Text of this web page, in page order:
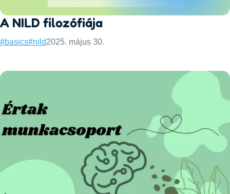
A NILD filozófiája
Categories:
#basics#nildPublished:
2025. május 30.